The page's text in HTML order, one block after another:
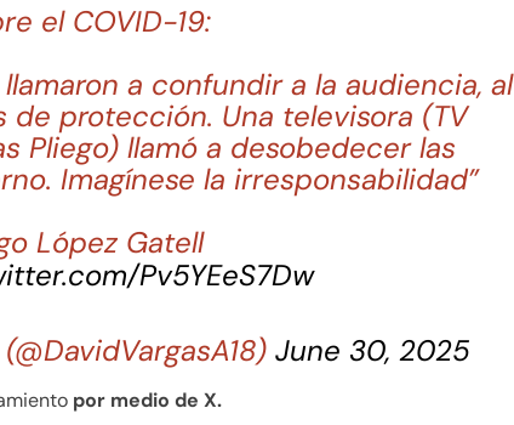
el COVID-19:
a confundir a la audiencia, al
de protección. Una televisora (TV
Pliego) llamó a desobedecer las
Imagínese la irresponsabilidad”
López Gatell
Pv5YEeS7Dw
June 30, 2025
por medio de X.